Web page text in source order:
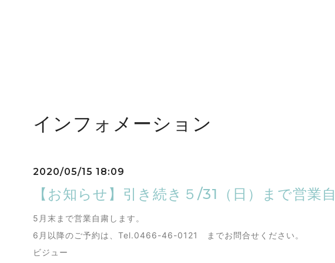
インフォメーション
2020/05/15 18:09
【お知らせ】引き続き５/31（日）まで営業
5月末まで営業自粛します。
6月以降のご予約は、Tel.0466-46-0121 までお問合せください。
ビジュー